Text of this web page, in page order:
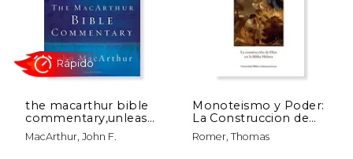
the macarthur bible
commentary,unleashing
god´s truth, one
verse at a time (en
MacArthur, John F.
Monoteismo y Poder:
La Construccion de
Dios en la Biblia
Hebrea
Romer, Thomas